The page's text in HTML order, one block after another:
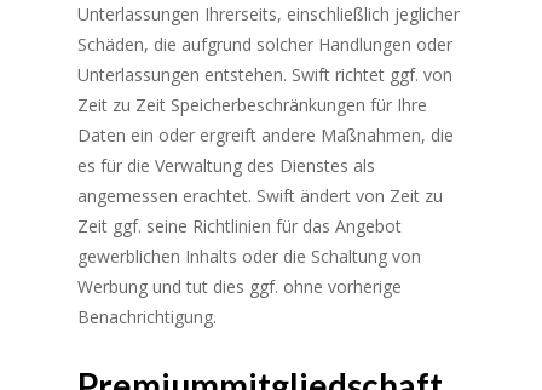
Unterlassungen Ihrerseits, einschließlich jeglicher
Schäden, die aufgrund solcher Handlungen oder
Unterlassungen entstehen. Swift richtet ggf. von
Zeit zu Zeit Speicherbeschränkungen für Ihre
Daten ein oder ergreift andere Maßnahmen, die
es für die Verwaltung des Dienstes als
angemessen erachtet. Swift ändert von Zeit zu
Zeit ggf. seine Richtlinien für das Angebot
gewerblichen Inhalts oder die Schaltung von
Werbung und tut dies ggf. ohne vorherige
Benachrichtigung.